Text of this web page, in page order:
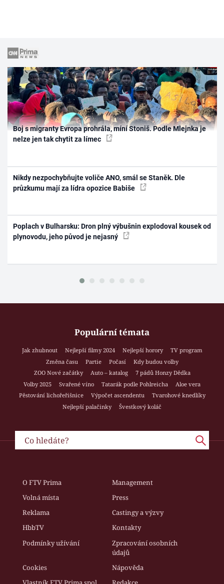
Boj s migranty Evropa prohrála, míní Stoniš. Podle Mlejnka je
nelze jen tak chytit za límec
Nikdy nezpochybňujte voliče ANO, smál se Staněk. Dle
průzkumu mají za lídra opozice Babiše
Poplach v Bulharsku: Dron plný výbušnin explodoval kousek od
plynovodu, jeho původ je nejasný
Populární témata
Jak zhubnout Nejlepší filmy 2024 Nejlepší horory
TV program
Změna času
Partie Počasí
Kdy budou volby
ZOO Nové začátky
Auto – katalog
7 pádů Honzy Dědka
Volby 2025
Svařené víno Tatarák podle Pohlreicha
Aloe vera
Pěstování lichořeřišnice
Výpočet ascendentu
Tvarohové knedlíky
Nejlepší palačinky
Švestkový koláč
O FTV Prima
Management
Volná místa
Press
Reklama
Castingy a výzvy
HbbTV
Kontakty
Podmínky užívání
Zpracování osobních
údajů
Cookies
Nápověda